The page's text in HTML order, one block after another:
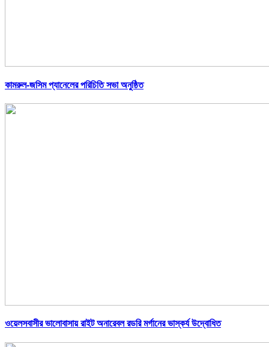
কামরুল-জসিম প্যানেলের পরিচিতি সভা অনুষ্ঠিত
ওয়েলসবাসীর ভালোবাসায় রাইট অনারেবল রডরি মর্গানের ভাস্কর্য উদ্বোধিত